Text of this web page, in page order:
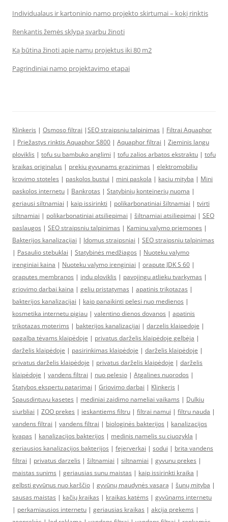
Individualaus ir kartoninio namo projekto skirtumai – kokį rinktis
Renkantis žemės sklypą svarbu žinoti
Ką būtina žinoti apie namų projektus iki 80 m2
Pagrindiniai namo projektavimo etapai
Klinkeris | Osmoso filtrai |SEO straipsniu talpinimas | Filtrai Aquaphor
| Priežastys rinktis Aquaphor S800 | Aquaphor filtrai | Zieminis langu
ploviklis | tofu su bambuko anglimi | tofu zalios arbatos ekstraktu | tofu
kraikas originalus | prekiu gyvunams grazinimas | elektromobiliu
krovimo stoteles | paskolos bustui | mini paskola | kaciu mityba | Mini
paskolos internetu | Bankrotas | Statybinių konteinerių nuoma |
geriausi siltnamiai | kaip issirinkti | polikarbonatiniai šiltnamiai | tvirti
siltnamiai | polikarbonatiniai atsiliepimai | šiltnamiai atsiliepimai | SEO
paslaugos | SEO straipsniu talpinimas | Kaminu valymo priemones |
Bakterijos kanalizacijai | Idomus straipsniai | SEO straipsniu talpinimas
| Pasaulio stebuklai | Statybinės medžiagos | Nuoteku valymo
irenginiai kaina | Nuoteku valymo irenginiai | orapute JDK S 60 |
oraputes membranos | indu ploviklis | pavojingu atlieku tvarkymas |
griovimo darbai kaina | geliu pristatymas | apatinis trikotazas |
bakterijos kanalizacijai | kaip panaikinti pelesi nuo medienos |
kosmetika internetu pigiau | valentino dienos dovanos | apatinis
trikotazas moterims | bakterijos kanalizacijai | darzelis klaipedoje |
pagalba tėvams klaipėdoje | privatus darželis klaipėdoje gelbėja |
darželis klaipėdoje | pasirinkimas klaipėdoje | darželis klaipėdoje |
privatus darželis klaipėdoje | privatus darželis klaipėdoje | darželis
klaipėdoje | vandens filtrai | nuo pelesio | Atgalines nuorodos |
Statybos ekspertu patarimai | Griovimo darbai | Klinkeris |
Spausdintuvu kasetes | mediniai zaidimo nameliai vaikams | Dulkiu
siurbliai | ZOO prekes | ieskantiems filtru | filtrai namui | filtru nauda |
vandens filtrai | vandens filtrai | biologinės bakterijos | kanalizacijos
kvapas | kanalizacijos bakterijos | medinis namelis su ciuozykla |
geriausios kanalizacijos bakterijos | fejerverkai | sodui | brita vandens
filtrai | privatus darzelis | šiltnamiai | siltnamiai | gyvunu prekes |
maistas sunims | geriausias sunu maistas | kaip issirinkti kraika |
gelbsti gyvūnus nuo karščio | gyvūnų maudynės vasarą | šunų mityba |
sausas maistas | kačių kraikas | kraikas katėms | gyvūnams internetu
| perkamiausios internetu | geriausias kraikas | akcija prekems |